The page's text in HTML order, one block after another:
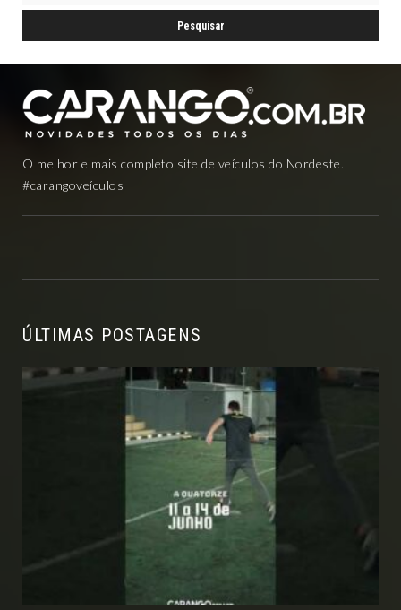
O melhor e mais completo site de veículos do Nordeste.
#carangoveículos
ÚLTIMAS POSTAGENS